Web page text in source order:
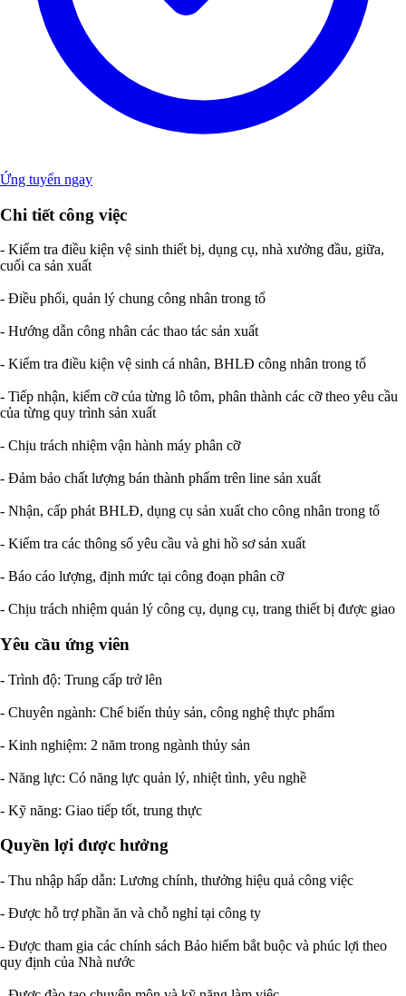
Ứng tuyển ngay
Chi tiết công việc
- Kiểm tra điều kiện vệ sinh thiết bị, dụng cụ, nhà xưởng đầu, giữa,
cuối ca sản xuất
- Điều phối, quản lý chung công nhân trong tổ
- Hướng dẫn công nhân các thao tác sản xuất
- Kiểm tra điều kiện vệ sinh cá nhân, BHLĐ công nhân trong tổ
- Tiếp nhận, kiểm cỡ của từng lô tôm, phân thành các cỡ theo yêu cầu
của từng quy trình sản xuất
- Chịu trách nhiệm vận hành máy phân cỡ
- Đảm bảo chất lượng bán thành phẩm trên line sản xuất
- Nhận, cấp phát BHLĐ, dụng cụ sản xuất cho công nhân trong tổ
- Kiểm tra các thông số yêu cầu và ghi hồ sơ sản xuất
- Báo cáo lượng, định mức tại công đoạn phân cỡ
- Chịu trách nhiệm quản lý công cụ, dụng cụ, trang thiết bị được giao
Yêu cầu ứng viên
- Trình độ: Trung cấp trở lên
- Chuyên ngành: Chế biến thủy sản, công nghệ thực phẩm
- Kinh nghiệm: 2 năm trong ngành thủy sản
- Năng lực: Có năng lực quản lý, nhiệt tình, yêu nghề
- Kỹ năng: Giao tiếp tốt, trung thực
Quyền lợi được hưởng
- Thu nhập hấp dẫn: Lương chính, thưởng hiệu quả công việc
- Được hỗ trợ phần ăn và chỗ nghỉ tại công ty
- Được tham gia các chính sách Bảo hiểm bắt buộc và phúc lợi theo
quy định của Nhà nước